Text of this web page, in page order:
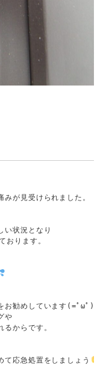
が見受けられました。
い状況となり
おります。
お勧めしています(=ﾟωﾟ)ﾉ
や
からです。
応急処置をしましょう